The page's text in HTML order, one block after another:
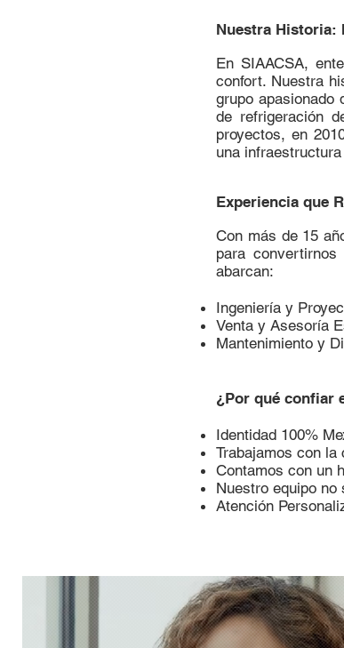
Nuestra Historia:
En SIAACSA,
confort. Nuestra
grupo apasionado
de refrigeración
proyectos, en
una
Experiencia que
Con más de 15
para
abarcan:
Ingeniería y
Venta y Asesoría
Mantenimiento y
¿Por qué confiar
Identidad 100%
Trabajamos con
Contamos con un
Nuestro equipo
Atención